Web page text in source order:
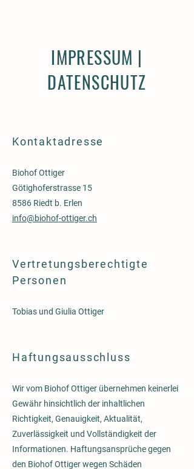
IMPRESSUM |
DATENSCHUTZ
Kontaktadresse
Biohof Ottiger
Götighoferstrasse 15
8586 Riedt b. Erlen
info@biohof-ottiger.ch
Vertretungsberechtigte
Personen
Tobias und Giulia Ottiger
Haftungsausschluss
Wir vom Biohof Ottiger übernehmen keinerlei
Gewähr hinsichtlich der inhaltlichen
Richtigkeit, Genauigkeit, Aktualität,
Zuverlässigkeit und Vollständigkeit der
Informationen. Haftungsansprüche gegen
den Biohof Ottiger wegen Schäden